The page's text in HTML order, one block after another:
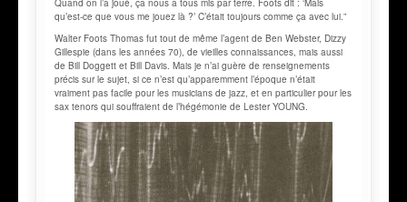
qu’est-ce que vous me jouez là ?’ C’était toujours comme ça avec lui.”
Walter Foots Thomas fut tout de même l’agent de Ben Webster, Dizzy
Gillespie (dans les années 70), de vieilles connaissances, mais aussi
de Bill Doggett et Bill Davis. Mais je n’ai guère de renseignements
précis sur le sujet, si ce n’est qu’apparemment l’époque n’était
vraiment pas facile pour les musicians de jazz, et en particulier pour les
sax tenors qui souffraient de l’hégémonie de Lester YOUNG.